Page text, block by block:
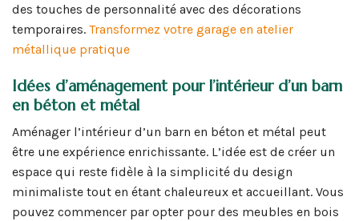
des touches de personnalité avec des décorations
temporaires. Transformez votre garage en atelier
métallique pratique
Idées d’aménagement pour l’intérieur d’un barn
en béton et métal
Aménager l’intérieur d’un barn en béton et métal peut
être une expérience enrichissante. L’idée est de créer un
espace qui reste fidèle à la simplicité du design
minimaliste tout en étant chaleureux et accueillant. Vous
pouvez commencer par opter pour des meubles en bois